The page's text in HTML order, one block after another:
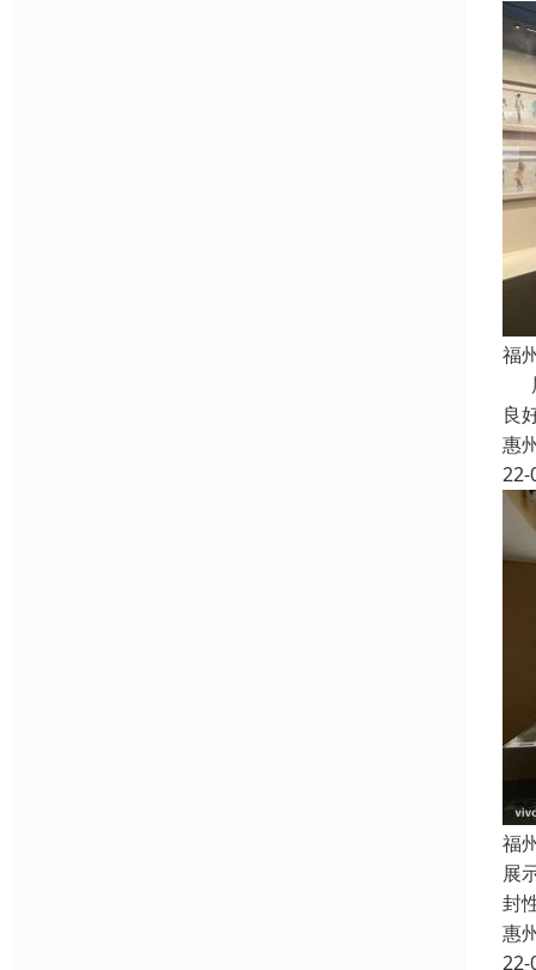
福
良
惠
22-
福
展
封
惠
22-